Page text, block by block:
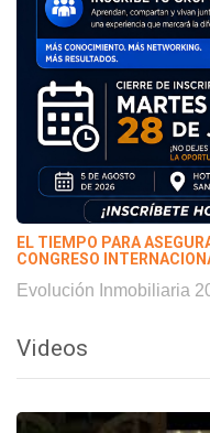
EL TIEMPO PARA
CONGRESO
Evolución Inmobiliaria
Videos